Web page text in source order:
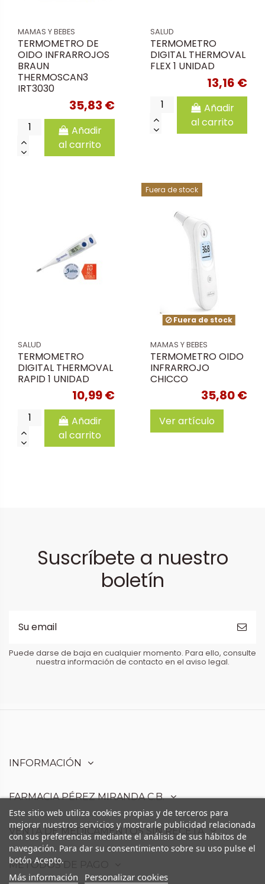
MAMAS Y BEBES
TERMOMETRO DE
OIDO INFRARROJOS
BRAUN
THERMOSCAN3
IRT3030
35,83 €
Añadir
al carrito
SALUD
TERMOMETRO
DIGITAL THERMOVAL
FLEX 1 UNIDAD
13,16 €
Añadir
al carrito
SALUD
TERMOMETRO
DIGITAL THERMOVAL
RAPID 1 UNIDAD
10,99 €
Añadir
al carrito
Fuera de stock
Fuera de stock
MAMAS Y BEBES
TERMOMETRO OIDO
INFRARROJO
CHICCO
35,80 €
Ver artículo
Suscríbete a nuestro
boletín
Puede darse de baja en cualquier momento. Para ello, consulte
nuestra información de contacto en el aviso legal.
INFORMACIÓN
FARMACIA PÉREZ MIRANDA C.B.
VENTA DE MEDICAMENTOS SIN RECETA
MÉTODOS DE PAGO
Este sitio web utiliza cookies propias y de terceros para
mejorar nuestros servicios y mostrarle publicidad relacionada
con sus preferencias mediante el análisis de sus hábitos de
navegación. Para dar su consentimiento sobre su uso pulse el
botón Acepto.
Más información Personalizar cookies